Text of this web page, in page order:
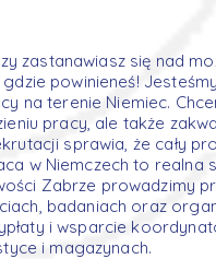
zastanawiasz się nad
powinieneś!
na terenie Niemiec.
pracy, ale także
sprawia, że cały
w Niemczech to realna
Zabrze prowadzimy
badaniach oraz
i wsparcie
i magazynach.